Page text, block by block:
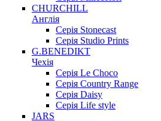
CHURCHILL
Англія
Серія Stonecast
Серія Studio Prints
G.BENEDIKT
Чехія
Cерія Le Choco
Серія Country Range
Серія Daisy
Серія Life style
JARS